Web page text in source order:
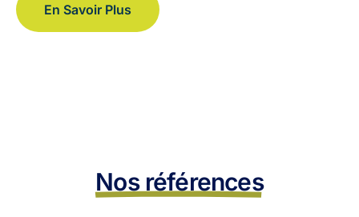
En Savoir Plus
Nos références